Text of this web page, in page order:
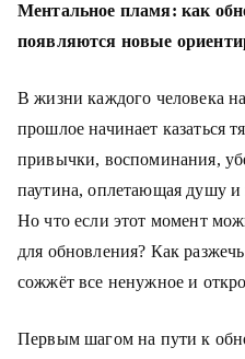
Ментальное пламя: как
появляются новые
В жизни каждого человека
прошлое начинает казаться
привычки, воспоминания,
паутина, оплетающая душу
Но что если этот момент
для обновления? Как
сожжёт все ненужное и
Первым шагом на пути к